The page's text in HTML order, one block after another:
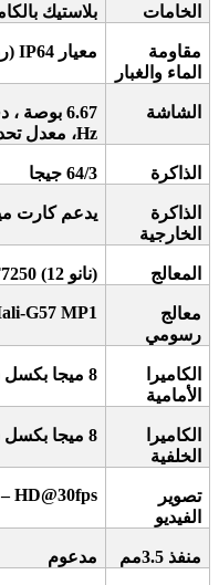
الخامات بلاستيك
مقاومة
الماء والغبار
معيارIP64 (
الشاشة 6.67 بوصة
، معدلHz
الذاكرة 64/3 جيجا
الذاكرة
الخارجية
يدعم كارت
المعالج (12 نانو)
معالج
رسومي
G57 MP1
الكاميرا
الأمامية
8 ميجا بكسل
الكاميرا
الخلفية
8 ميجا بكسل
تصوير
الفيديو
HD@30fps
منفذ 3.5مم مدعوم